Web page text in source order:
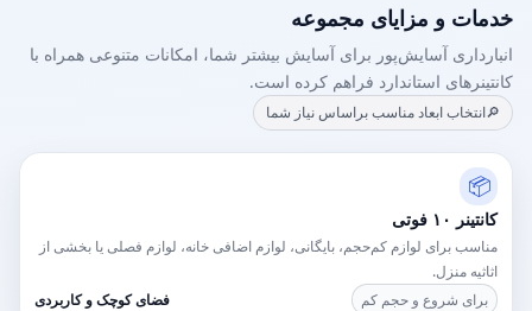
خدمات و مزایای مجموعه
انبارداری آسایش‌پور برای آسایش بیشتر شما، امکانات متنوعی همراه با
کانتینرهای استاندارد فراهم کرده است.
🔎انتخاب ابعاد مناسب براساس نیاز شما
📦
کانتینر ۱۰ فوتی
مناسب برای لوازم کم‌حجم، بایگانی، لوازم اضافی خانه، لوازم فصلی یا بخشی از
اثاثیه منزل.
برای شروع و حجم کم فضای کوچک و کاربردی